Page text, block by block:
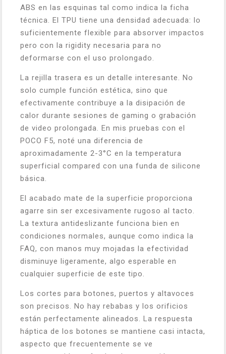
ABS en las esquinas tal como indica la ficha
técnica. El TPU tiene una densidad adecuada: lo
suficientemente flexible para absorver impactos
pero con la rigidity necesaria para no
deformarse con el uso prolongado.
La rejilla trasera es un detalle interesante. No
solo cumple función estética, sino que
efectivamente contribuye a la disipación de
calor durante sesiones de gaming o grabación
de video prolongada. En mis pruebas con el
POCO F5, noté una diferencia de
aproximadamente 2-3°C en la temperatura
superficial compared con una funda de silicone
básica.
El acabado mate de la superficie proporciona
agarre sin ser excesivamente rugoso al tacto.
La textura antideslizante funciona bien en
condiciones normales, aunque como indica la
FAQ, con manos muy mojadas la efectividad
disminuye ligeramente, algo esperable en
cualquier superficie de este tipo.
Los cortes para botones, puertos y altavoces
son precisos. No hay rebabas y los orificios
están perfectamente alineados. La respuesta
háptica de los botones se mantiene casi intacta,
aspecto que frecuentemente se ve